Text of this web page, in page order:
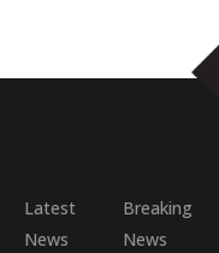
Latest
News
Breaking
News